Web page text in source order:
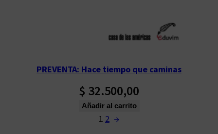
PREVENTA: Hace tiempo que caminas
$ 32.500,00
Añadir al carrito
1 2 →